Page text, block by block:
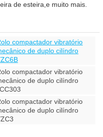
de esteira,e muito mais.
compactador vibratório
de duplo cilíndro
compactador vibratório
de duplo cilíndro
compactador vibratório
de duplo cilíndro